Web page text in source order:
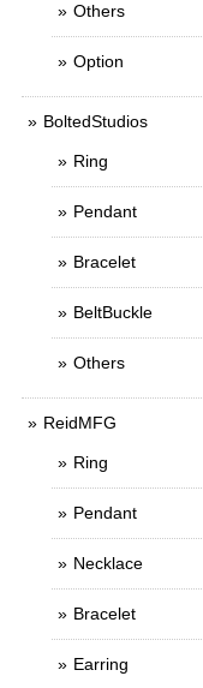
Others
Option
BoltedStudios
Ring
Pendant
Bracelet
BeltBuckle
Others
ReidMFG
Ring
Pendant
Necklace
Bracelet
Earring